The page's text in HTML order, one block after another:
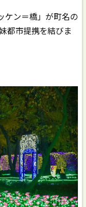
ケン＝橋」が町名の
都市提携を結びま